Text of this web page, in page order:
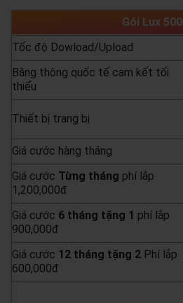
Gói Lux 500
Tốc độ Dowload/Upload
Băng thông quốc tế cam kết tối
thiểu
Thiết bị trang bị
Giá cước hàng tháng
Giá cước Từng tháng phí lắp
1,200,000đ
Giá cước 6 tháng tặng 1 phí lắp
900,000đ
Giá cước 12 tháng tặng 2 Phí lắp
600,000đ